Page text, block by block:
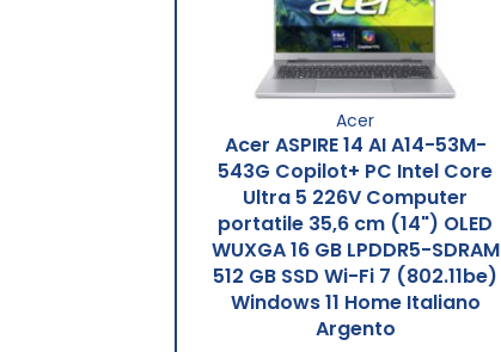
Acer
Acer ASPIRE 14 AI A14-53M-
543G Copilot+ PC Intel Core
Ultra 5 226V Computer
portatile 35,6 cm (14") OLED
WUXGA 16 GB LPDDR5-SDRAM
512 GB SSD Wi-Fi 7 (802.11be)
Windows 11 Home Italiano
Argento